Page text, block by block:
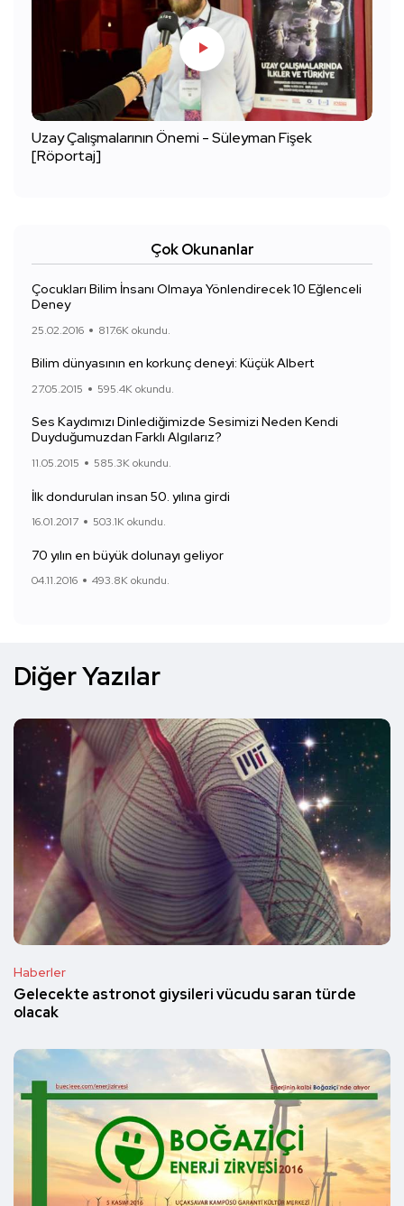
Uzay Çalışmalarının Önemi - Süleyman Fişek
[Röportaj]
Çok Okunanlar
Çocukları Bilim İnsanı Olmaya Yönlendirecek 10 Eğlenceli
Deney
25.02.2016 817.6K okundu.
Bilim dünyasının en korkunç deneyi: Küçük Albert
27.05.2015 595.4K okundu.
Ses Kaydımızı Dinlediğimizde Sesimizi Neden Kendi
Duyduğumuzdan Farklı Algılarız?
11.05.2015 585.3K okundu.
İlk dondurulan insan 50. yılına girdi
16.01.2017 503.1K okundu.
70 yılın en büyük dolunayı geliyor
04.11.2016 493.8K okundu.
Diğer Yazılar
Haberler
Gelecekte astronot giysileri vücudu saran türde
olacak